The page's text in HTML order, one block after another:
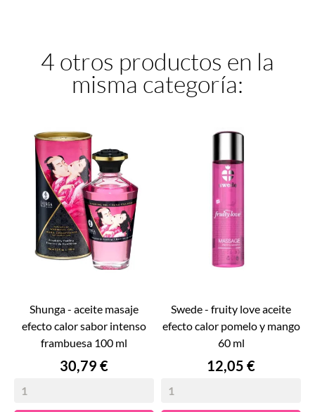
4 otros productos en la
misma categoría:
shunga - aceite masaje
efecto calor sabor intenso
frambuesa 100 ml
Precio
30,79 €
swede - fruity love aceite
efecto calor pomelo y mango
60 ml
Precio
12,05 €